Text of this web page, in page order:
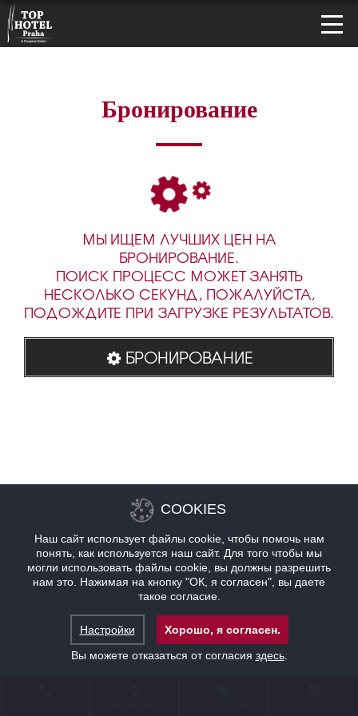
Бронирование
МЫ ИЩЕМ ЛУЧШИХ ЦЕН НА
БРОНИРОВАНИЕ.
ПОИСК ПРОЦЕСС МОЖЕТ ЗАНЯТЬ
НЕСКОЛЬКО СЕКУНД, ПОЖАЛУЙСТА,
ПОДОЖДИТЕ ПРИ ЗАГРУЗКЕ РЕЗУЛЬТАТОВ.
БРОНИРОВАНИЕ
COOKIES
Наш сайт использует файлы cookie, чтобы помочь нам
понять, как используется наш сайт. Для того чтобы мы
могли использовать файлы cookie, вы должны разрешить
нам это. Нажимая на кнопку "ОК, я согласен", вы даете
такое согласие.
Настройки
Хорошо, я согласен.
Вы можете отказаться от согласия здесь.